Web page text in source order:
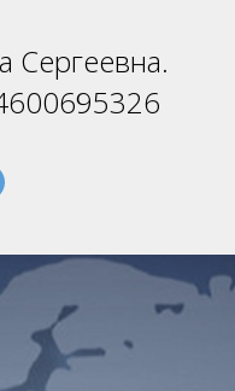
Сергеевна.